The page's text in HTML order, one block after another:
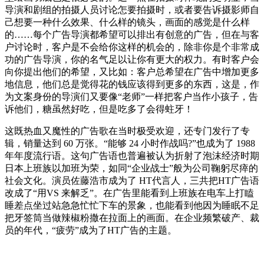
导演和剧组的拍摄人员讨论怎要拍摄时，或者要告诉摄影师自
己想要一种什么效果、什么样的镜头，画面的感觉是什么样
的……每个广告导演都希望可以排出有创意的广告，但在与客
户讨论时，客户是不会给你这样的机会的，除非你是个非常成
功的广告导演，你的名气足以让你有更大的权力。有时客户会
向你提出他们的希望，又比如：客户总希望在广告中增加更多
地信息，他们总是觉得花的钱应该得到更多的东西，这是，作
为文案身份的导演们又要像“老师”一样把客户当作小孩子，告
诉他们，糖虽然好吃，但是吃多了会得蛀牙！
这既热血又魔性的广告歌在当时极受欢迎，还专门发行了专
辑，销量达到 60 万张。“能够 24 小时作战吗?”也成为了 1988
年年度流行语。这句广告语也普遍被认为折射了泡沫经济时期
日本上班族以加班为荣，如同“企业战士”般为公司鞠躬尽瘁的
社会文化。演员佐藤浩市成为了 HT代言人，三共把HT广告语
改成了“用VS 来解乏”。在广告里能看到上班族在电车上打瞌
睡差点坐过站急急忙忙下车的景象，也能看到他因为睡眠不足
把牙签筒当做辣椒粉撒在拉面上的画面。在企业频繁破产、裁
员的年代，“疲劳”成为了HT广告的主题。